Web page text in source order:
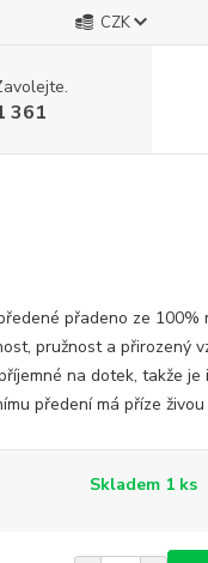
CZK
361
přadeno ze 100%
pružnost a přirozený
na dotek, takže
předení má příze
Skladem 1 ks